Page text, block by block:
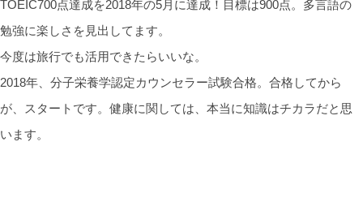
TOEIC700点達成を2018年の5月に達成！目標は900点。多言語の
勉強に楽しさを見出してます。
今度は旅行でも活用できたらいいな。
2018年、分子栄養学認定カウンセラー試験合格。合格してから
が、スタートです。健康に関しては、本当に知識はチカラだと思
います。